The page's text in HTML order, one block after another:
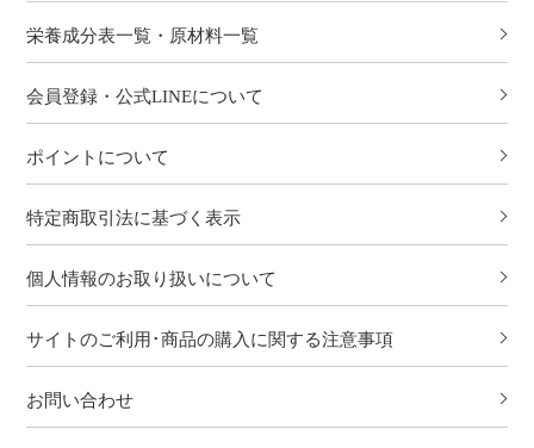
栄養成分表一覧・原材料一覧
会員登録・公式LINEについて
ポイントについて
特定商取引法に基づく表示
個人情報のお取り扱いについて
サイトのご利用･商品の購入に関する注意事項
お問い合わせ